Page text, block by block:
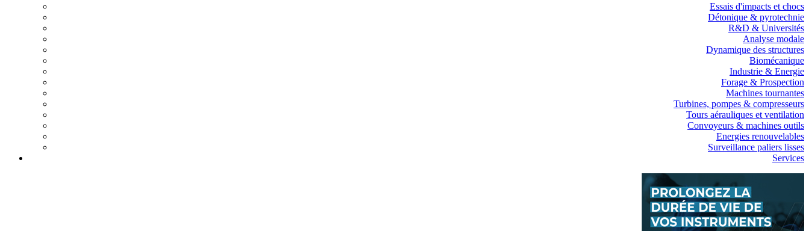
Essais d'impacts et chocs
Détonique & pyrotechnie
R&D & Universités
Analyse modale
Dynamique des structures
Biomécanique
Industrie & Energie
Forage & Prospection
Machines tournantes
Turbines, pompes & compresseurs
Tours aérauliques et ventilation
Convoyeurs & machines outils
Energies renouvelables
Surveillance paliers lisses
Services